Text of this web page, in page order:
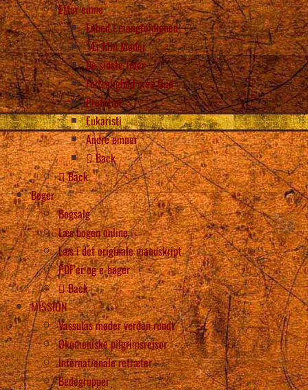
Efter emne
Enhed i mangfoldighed
“Ær Min Moder
De sidste tider
Fortrolighed med Gud
Profetier
Eukaristi
Andre emner
Back
Back
Bøger
Bogsalg
Læs bogen online
Læs i det originale manuskript
PDF’er og e-bøger
Back
MISSION
Vassulas møder verden rundt
Økumeniske pilgrimsrejser
Internationale retræter
Bedegrupper